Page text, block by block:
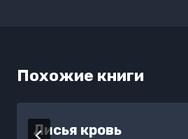
Похожие книги
Лисья кровь